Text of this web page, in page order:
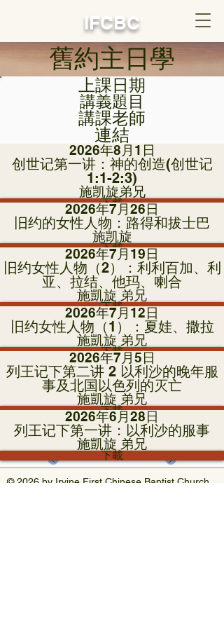
IFCBC
​舊約主日學
​上課日期
講義題目
講課老師
連結
2026年8月1日
创世记第一讲：神的创造(创世记
1:1-2:3)
施凯旋弟兄
下載
2026年7月26日
旧约的女性人物：路得和拔士巴
施凯旋
下載
2026年7月19日
旧约女性人物（2）：利利百加、利
亚、拉结、他玛、喇合
施凱旋 弟兄
下載
2026年7月12日
旧约女性人物（1）：夏娃、撒拉
施凱旋 弟兄
下載
2026年7月5日
列王记下第二讲 2 以利沙的晚年服
事及北国以色列的灭亡
施凱旋 弟兄
下載
2026年6月28日
列王记下第一讲：以利沙的服事
施凱旋 弟兄
下載
© 2026 by Irvine First Chinese Baptist Church